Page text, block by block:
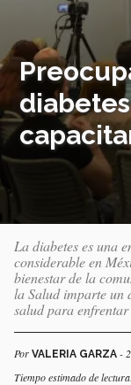
La diabetes es una
considerable en
bienestar de la
la Salud imparte un
salud para
Por VALERIA GARZA -
Tiempo estimado de